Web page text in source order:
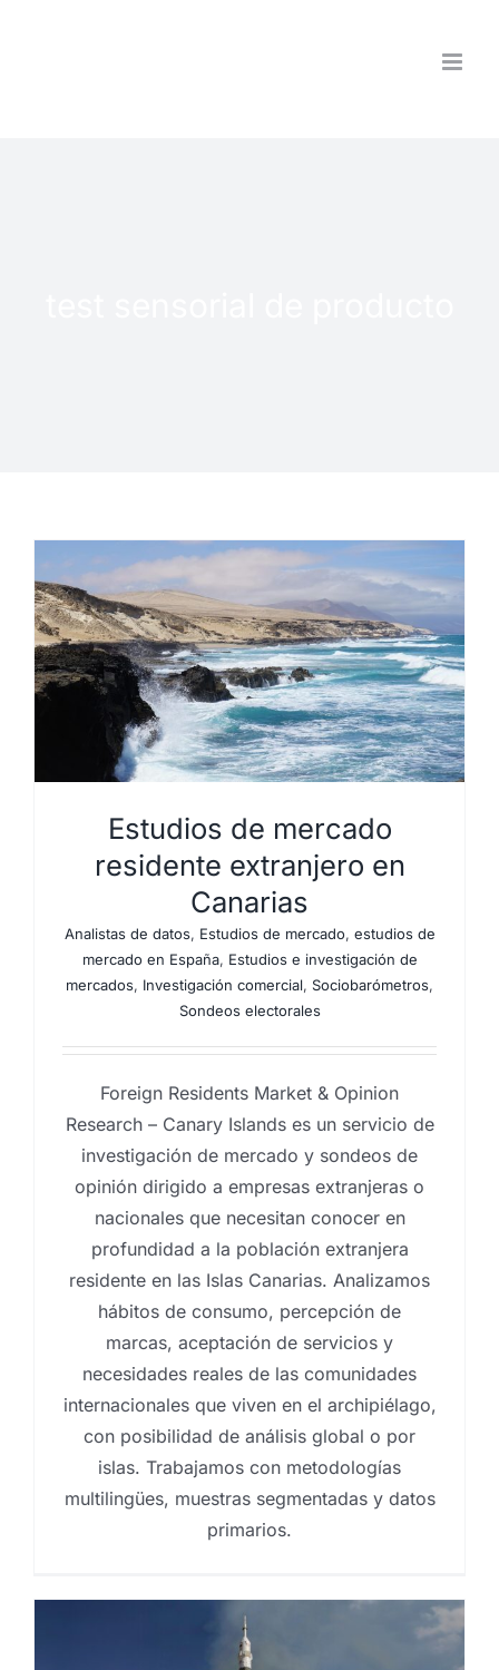
Estudios de mercado
residente extranjero en
Canarias
Analistas de datos, Estudios de mercado, estudios de
mercado en España, Estudios e investigación de
mercados, Investigación comercial, Sociobarómetros,
Sondeos electorales
Foreign Residents Market & Opinion
Research – Canary Islands es un servicio de
investigación de mercado y sondeos de
opinión dirigido a empresas extranjeras o
nacionales que necesitan conocer en
profundidad a la población extranjera
residente en las Islas Canarias. Analizamos
hábitos de consumo, percepción de
marcas, aceptación de servicios y
necesidades reales de las comunidades
internacionales que viven en el archipiélago,
con posibilidad de análisis global o por
islas. Trabajamos con metodologías
multilingües, muestras segmentadas y datos
primarios.